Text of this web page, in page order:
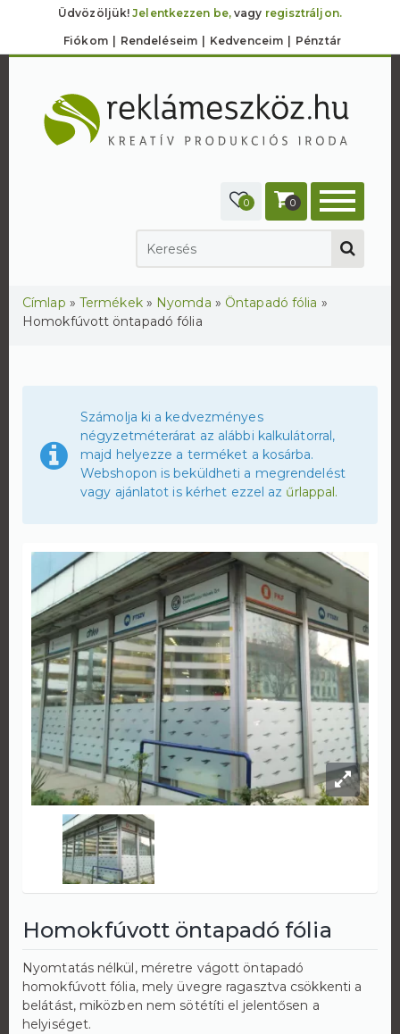
Üdvözöljük!Jelentkezzen be,vagy regisztráljon.
Fiókom Rendeléseim Kedvenceim Pénztár
0 0
Jelenlegi hely
Címlap » Termékek » Nyomda » Öntapadó fólia »
Homokfúvott öntapadó fólia
Számolja ki a kedvezményes
négyzetméterárat az alábbi kalkulátorral,
majd helyezze a terméket a kosárba.
Webshopon is beküldheti a megrendelést
vagy ajánlatot is kérhet ezzel az űrlappal.
Homokfúvott öntapadó fólia
Nyomtatás nélkül, méretre vágott öntapadó
homokfúvott fólia, mely üvegre ragasztva csökkenti a
belátást, miközben nem sötétíti el jelentősen a
helyiséget.